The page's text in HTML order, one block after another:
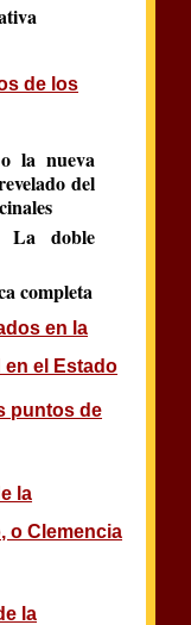
de los
la nueva
del
La doble
completa
en la
el Estado
puntos de
la
o Clemencia
la